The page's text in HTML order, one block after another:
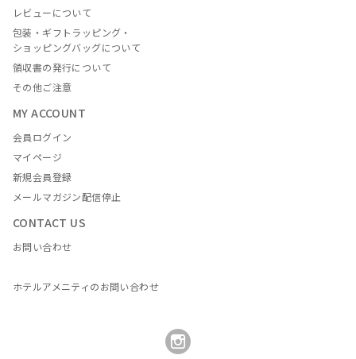
レビューについて
包装・ギフトラッピング・
ショッピングバッグについて
領収書の発行について
その他ご注意
MY ACCOUNT
会員ログイン
マイページ
新規会員登録
メールマガジン配信停止
CONTACT US
お問い合わせ
ホテルアメニティのお問い合わせ